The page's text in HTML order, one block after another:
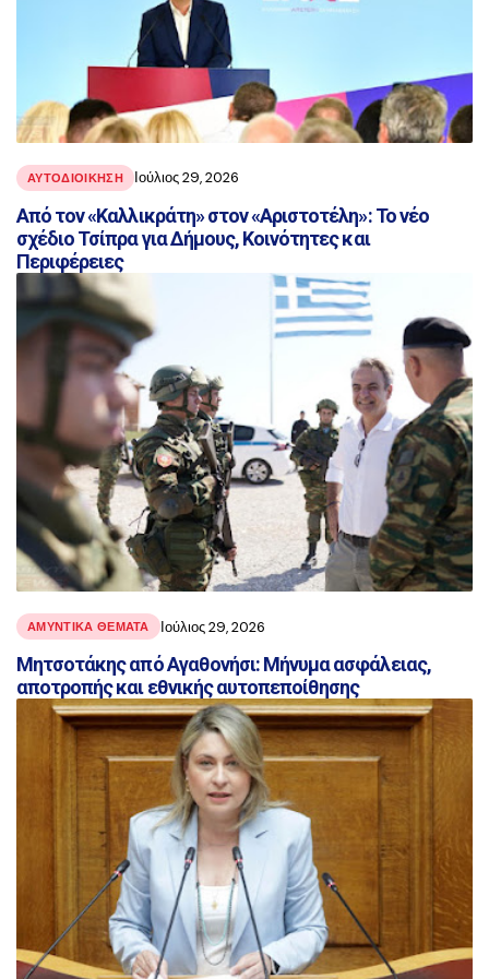
ΑΥΤΟΔΙΟΙΚΗΣΗ Ιούλιος 29, 2026
Από τον «Καλλικράτη» στον «Αριστοτέλη»: Το νέο
σχέδιο Τσίπρα για Δήμους, Κοινότητες και
Περιφέρειες
ΑΜΥΝΤΙΚΑ ΘΕΜΑΤΑ Ιούλιος 29, 2026
Μητσοτάκης από Αγαθονήσι: Μήνυμα ασφάλειας,
αποτροπής και εθνικής αυτοπεποίθησης